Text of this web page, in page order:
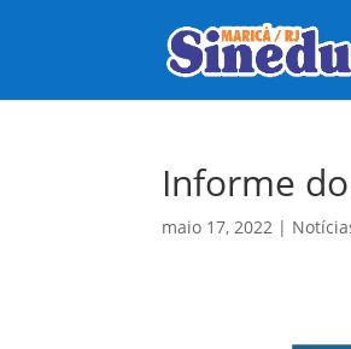
Informe
maio 17, 2022 |